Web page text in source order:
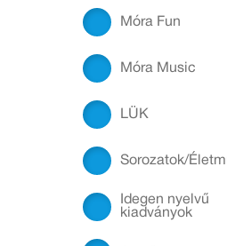
Móra Fun
Móra Music
LÜK
Sorozatok/
Idegen nyelvű
kiadványok